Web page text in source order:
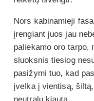
Nors kabinamieji
įrengiant juos jau
paliekamo oro tarpo,
sluoksnis tiesiog
pasižymi tuo, kad
įvelka į vientisą,
neutralų kiautą.